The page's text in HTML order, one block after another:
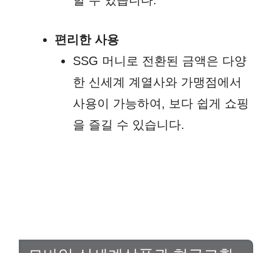
편리한 사용
SSG 머니로 전환된 금액은 다양
한 신세계 계열사와 가맹점에서
사용이 가능하여, 보다 쉽게 쇼핑
을 즐길 수 있습니다.